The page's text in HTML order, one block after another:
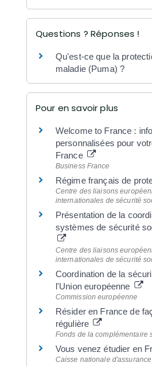
Questions ? Réponses !
Qu'est-ce que la
maladie (Puma) ?
Pour en savoir plus
Welcome to France :
personnalisées pour
France
Business France
Régime français de
Centre des liaisons
internationales de sécurité
Présentation de la
systèmes de sécurité
Centre des liaisons
internationales de sécurité
Coordination de la
l'Union européenne
Commission européenne
Résider en France de
régulière
Fonds de la complémentaire
Vous venez étudier en
Caisse nationale